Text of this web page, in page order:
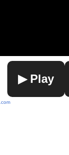
▶ Play